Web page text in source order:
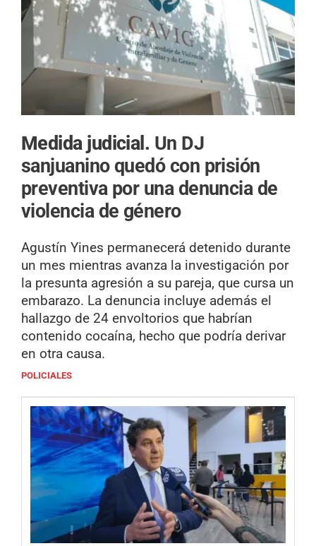
Medida judicial. Un DJ
sanjuanino quedó con prisión
preventiva por una denuncia de
violencia de género
Agustín Yines permanecerá detenido durante
un mes mientras avanza la investigación por
la presunta agresión a su pareja, que cursa un
embarazo. La denuncia incluye además el
hallazgo de 24 envoltorios que habrían
contenido cocaína, hecho que podría derivar
en otra causa.
POLICIALES